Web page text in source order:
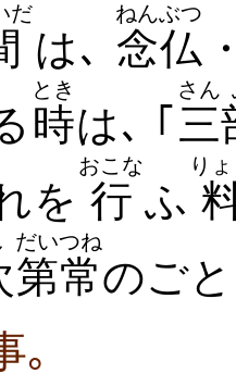
だ
は､ 念仏
ねんぶつ
時
とき
は､ ｢ 三
さん
を 行
おこな
ふ
り
第
だい
常
つね
のご
｡